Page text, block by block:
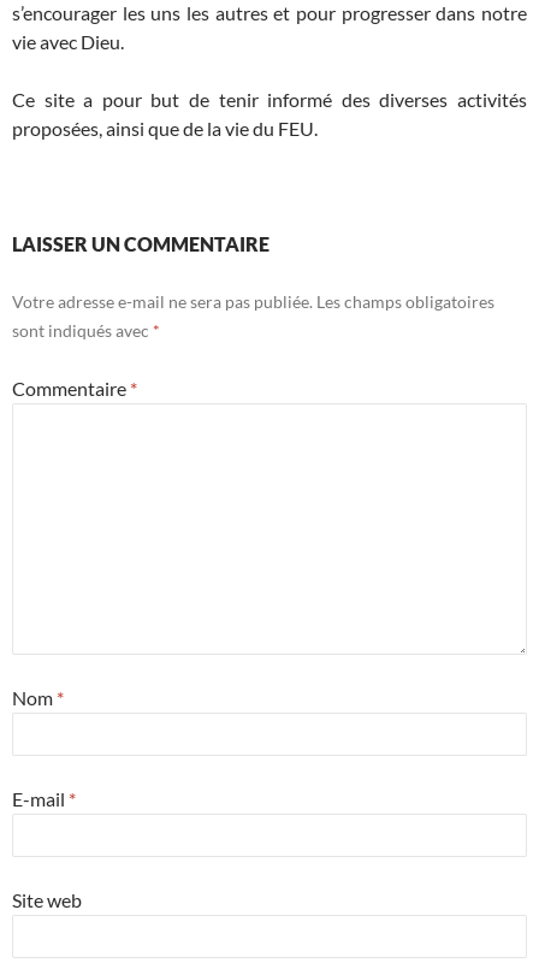
s’encourager les uns les autres et pour progresser dans notre
vie avec Dieu.
Ce site a pour but de tenir informé des diverses activités
proposées, ainsi que de la vie du FEU.
LAISSER UN COMMENTAIRE
Votre adresse e-mail ne sera pas publiée. Les champs obligatoires
sont indiqués avec *
Commentaire *
Nom *
E-mail *
Site web